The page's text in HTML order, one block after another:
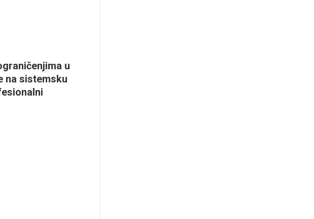
u
na sistemsku